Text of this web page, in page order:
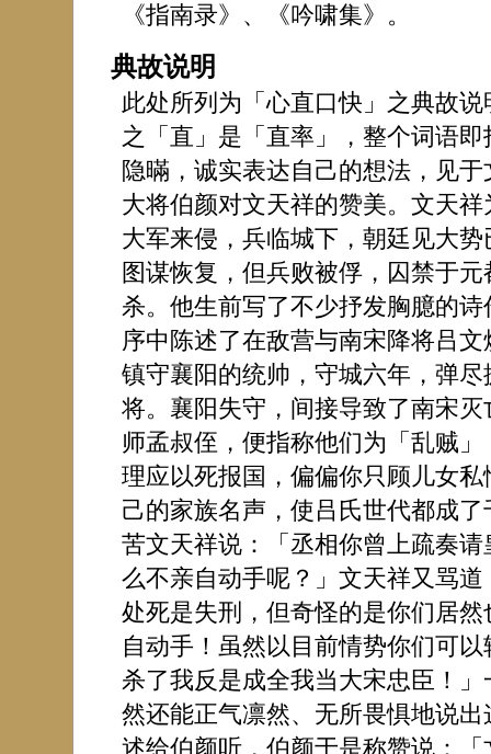
《指南录》、《吟啸集》。
典故说明
此处所列为「心直口快」之典故
之「直」是「直率」，整个词语
隐暪，诚实表达自己的想法，见
大将伯颜对文天祥的赞美。文天
大军来侵，兵临城下，朝廷见大
图谋恢复，但兵败被俘，囚禁于
杀。他生前写了不少抒发胸臆的
序中陈述了在敌营与南宋降将吕
镇守襄阳的统帅，守城六年，弹
将。襄阳失守，间接导致了南宋
师孟叔侄，便指称他们为「乱贼
理应以死报国，偏偏你只顾儿女
己的家族名声，使吕氏世代都成
苦文天祥说：「丞相你曾上疏奏
么不亲自动手呢？」文天祥又骂
处死是失刑，但奇怪的是你们居
自动手！虽然以目前情势你们可
杀了我反是成全我当大宋忠臣！
然还能正气凛然、无所畏惧地说
述给伯颜听，伯颜于是称赞说：